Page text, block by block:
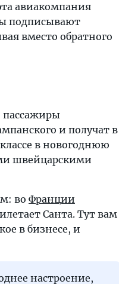
авиакомпания
подписывают
вместо обратного
пассажиры
и получат в
в новогоднюю
швейцарскими
во Франции
Санта. Тут вам
в бизнесе, и
настроение,